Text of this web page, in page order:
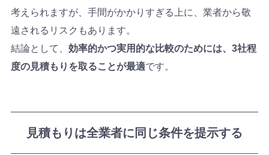
考えられますが、手間がかかりすぎる上に、業者から敬
遠されるリスクもあります。
結論として、 効率的かつ実用的な比較のためには、3社程
度の見積もりを取ることが最適です。
見積もりは全業者に同じ条件を提示する